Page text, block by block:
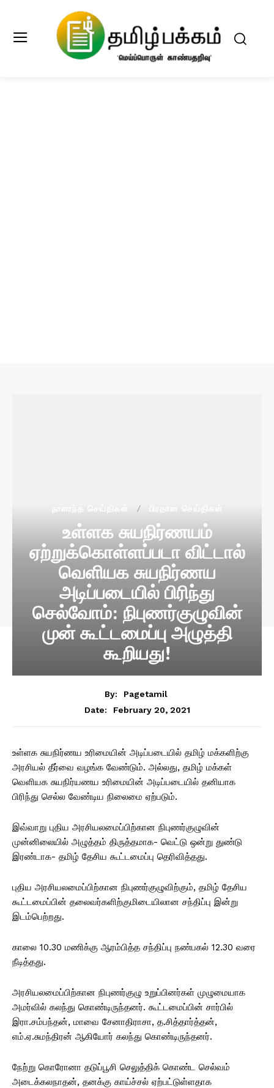
நாளாந்த செய்திகள் பிரதான செய்திகள்
உள்ளக சுயநிர்ணயம்
ஏற்றுக்கொள்ளப்படா விட்டால்
வெளியக சுயநிர்ணய
அடிப்படையில் பிரிந்து
செல்வோம்: நிபுணர்குழுவின்
முன் கூட்டமைப்பு அழுத்தி
கூறியது!
By:
Pagetamil
Date:
February 20, 2021
உள்ளக சுயநிர்ணய உரிமையின் அடிப்படையில் தமிழ் மக்களிற்கு
அரசியல் தீர்வை வழங்க வேண்டும். அல்லது, தமிழ் மக்கள்
வெளியக சுயநிர்யணய உரிமையின் அடிப்படையில் தனியாக
பிரிந்து செல்ல வேண்டிய நிலைமை ஏற்படும்.
இவ்வாறு புதிய அரசியலமைப்பிற்கான நிபுணர்குழுவின்
முன்னிலையில் அழுத்தம் திருத்தமாக- வெட்டு ஒன்று துண்டு
இரண்டாக- தமிழ் தேசிய கூட்டமைப்பு தெரிவித்தது.
புதிய அரசியலமைப்பிற்கான நிபுணர்குழுவிற்கும், தமிழ் தேசிய
கூட்டமைப்பின் தலைவர்களிற்குமிடையிலான சந்திப்பு இன்று
இடம்பெற்றது.
காலை 10.30 மணிக்கு ஆரம்பித்த சந்திப்பு நண்பகல் 12.30 வரை
நீடித்தது.
அரசியலமைப்பிற்கான நிபுணர்குழு உறுப்பினர்கள் முழுமையாக
அமர்வில் கலந்து கொண்டிருந்தனர். கூட்டமைப்பின் சார்பில்
இரா.சம்பந்தன், மாவை சேனாதிராசா, த.சித்தார்த்தன்,
எம்.ஏ.சுமந்திரன் ஆகியோர் கலந்து கொண்டிருந்தனர்.
நேற்று கொரோனா தடுப்பூசி செலுத்திக் கொண்ட செல்வம்
அடைக்கலநாதன், தனக்கு காய்ச்சல் ஏற்பட்டுள்ளதாக